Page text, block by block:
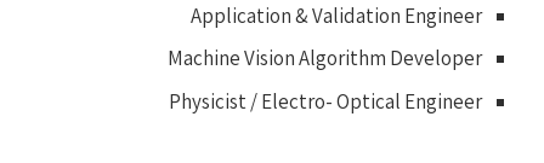
Application & Validation Engineer
Machine Vision Algorithm Developer
Physicist / Electro- Optical Engineer